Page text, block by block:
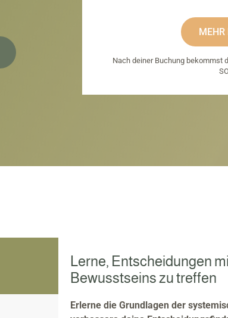
MEHR
Nach deiner Buchung bekommst
Lerne, Entscheidungen
Bewusstseins zu treffen
Erlerne die Grundlagen der